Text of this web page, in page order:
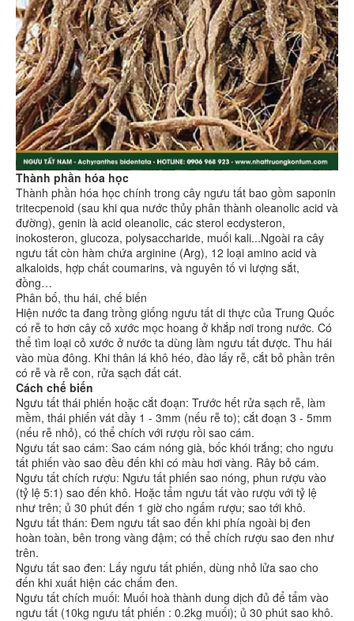
Thành phần hóa học
Thành phần hóa học chính trong cây ngưu tất bao gồm saponin
tritecpenoid (sau khi qua nước thủy phân thành oleanolic acid và
đường), genin là acid oleanolic, các sterol ecdysteron,
inokosteron, glucoza, polysaccharide, muối kali...Ngoài ra cây
ngưu tất còn hàm chứa arginine (Arg), 12 loại amino acid và
alkaloids, hợp chất coumarins, và nguyên tố vi lượng sắt,
đồng…
Phân bố, thu hái, chế biến
Hiện nước ta đang trồng giống ngưu tất di thực của Trung Quốc
có rễ to hơn cây cỏ xước mọc hoang ở khắp nơi trong nước. Có
thể tìm loại cỏ xước ở nước ta dùng làm ngưu tất được. Thu hái
vào mùa đông. Khi thân lá khô héo, đào lấy rễ, cắt bỏ phần trên
có rễ và rễ con, rửa sạch đất cát.
Cách chế biến
Ngưu tất thái phiến hoặc cắt đoạn: Trước hết rửa sạch rễ, làm
mềm, thái phiến vát dầy 1 - 3mm (nếu rễ to); cắt đoạn 3 - 5mm
(nếu rễ nhỏ), có thể chích với rượu rồi sao cám.
Ngưu tất sao cám: Sao cám nóng già, bốc khói trắng; cho ngưu
tất phiến vào sao đều đến khi có màu hơi vàng. Rây bỏ cám.
Ngưu tất chích rượu: Ngưu tất phiến sao nóng, phun rượu vào
(tỷ lệ 5:1) sao đến khô. Hoặc tẩm ngưu tất vào rượu với tỷ lệ
như trên; ủ 30 phút đến 1 giờ cho ngấm rượu; sao tới khô.
Ngưu tất thán: Đem ngưu tất sao đến khi phía ngoài bị đen
hoàn toàn, bên trong vàng đậm; có thể chích rượu sao đen như
trên.
Ngưu tất sao đen: Lấy ngưu tất phiến, dùng nhỏ lửa sao cho
đến khi xuất hiện các chấm đen.
Ngưu tất chích muối: Muối hoà thành dung dịch đủ để tẩm vào
ngưu tất (10kg ngưu tất phiến : 0.2kg muối); ủ 30 phút sao khô.